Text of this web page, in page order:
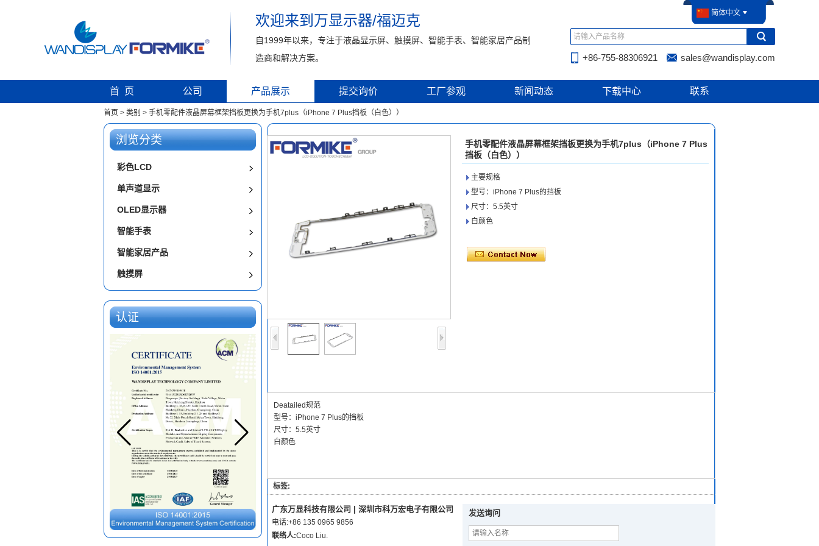
欢迎来到万显示器/福迈克
自1999年以来，专注于液晶显示屏、触摸屏、智能手表、智能家居产品制
造商和解决方案。
简体中文
+86-755-88306921 sales@wandisplay.com
首 页 公司 产品展示 提交询价 工厂参观 新闻动态 下载中心 联系
首页 > 类别 > 手机零配件液晶屏幕框架挡板更换为手机7plus（iPhone 7 Plus挡板（白色））
浏览分类
彩色LCD
单声道显示
OLED显示器
智能手表
智能家居产品
触摸屏
认证
手机零配件液晶屏幕框架挡板更换为手机7plus（iPhone 7 Plus
挡板（白色））
主要规格
型号：iPhone 7 Plus的挡板
尺寸：5.5英寸
白颜色
Deatailed规范
型号：iPhone 7 Plus的挡板
尺寸：5.5英寸
白颜色
标签:
广东万显科技有限公司 | 深圳市科万宏电子有限公司
电话:+86 135 0965 9856
联络人:Coco Liu.
发送询问